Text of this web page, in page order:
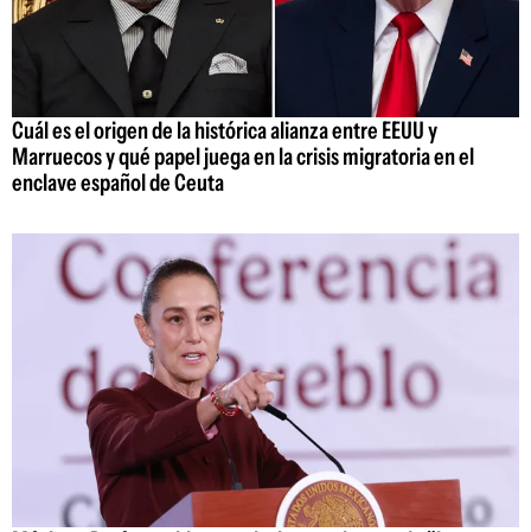
Cuál es el origen de la histórica alianza entre EEUU y
Marruecos y qué papel juega en la crisis migratoria en el
enclave español de Ceuta